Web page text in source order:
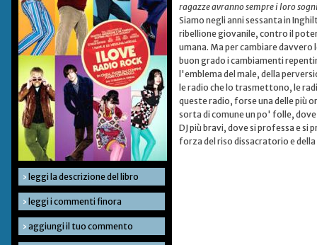
› leggi la descrizione del libro
› leggi i commenti finora
› aggiungi il tuo commento
ragazze avranno sempre i loro
Siamo negli anni sessanta in
ribellione giovanile, contro il
umana. Ma per cambiare davvero
buon grado i cambiamenti
l'emblema del male, della
le radio che lo trasmettono, le
queste radio, forse una delle più
sorta di comune un po' folle,
DJ più bravi, dove si professa e si
forza del riso dissacratorio e della